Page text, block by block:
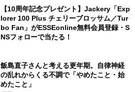
【10周年記念プレゼント】Jackery「Exp
lorer 100 Plus チェリーブロッサム／Tur
bo Fan」がESSEonline無料会員登録・S
NSフォローで当たる！
飯島直子さんと考える更年期。自律神経
の乱れからくる不調で「やめたこと・始
めたこと」